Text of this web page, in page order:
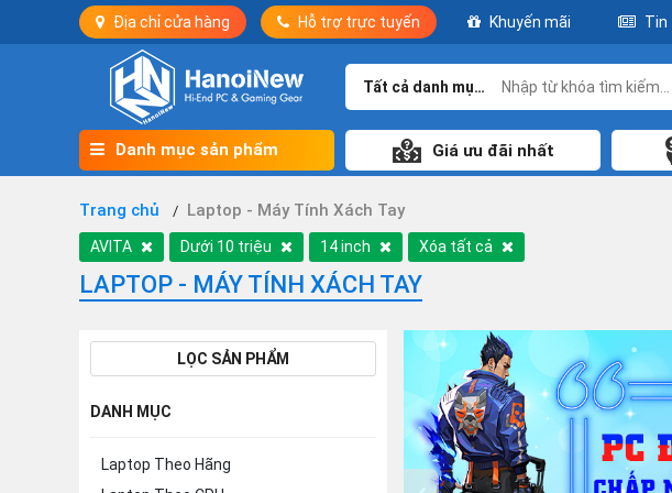
Địa chỉ cửa hàng Hỗ trợ trực tuyến Khuyến mãi Tin
Tất cả danh mục
Danh mục sản phẩm Giá ưu đãi nhất
Trang chủ Laptop - Máy Tính Xách Tay
AVITA Dưới 10 triệu 14 inch Xóa tất cả
LAPTOP - MÁY TÍNH XÁCH TAY
LỌC SẢN PHẨM
DANH MỤC
Laptop Theo Hãng